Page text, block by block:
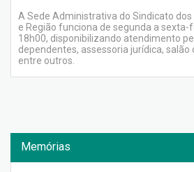
A Sede Administrativa do Sindicato
e Região funciona de segunda a sexta-
18h00, disponibilizando atendimento
dependentes, assessoria jurídica, salão
entre outros.
Memórias